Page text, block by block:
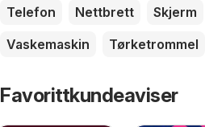
Telefon Nettbrett Skjerm
Vaskemaskin
Tørketrommel
Favorittkundeaviser